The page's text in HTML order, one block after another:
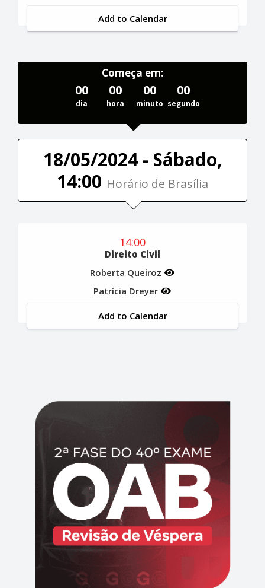
Add to Calendar
Começa em:
00
dia
00
hora
00
minuto
00
segundo
18/05/2024 - Sábado,
14:00 Horário de Brasília
14:00
Direito Civil
Roberta Queiroz
Patrícia Dreyer
Add to Calendar